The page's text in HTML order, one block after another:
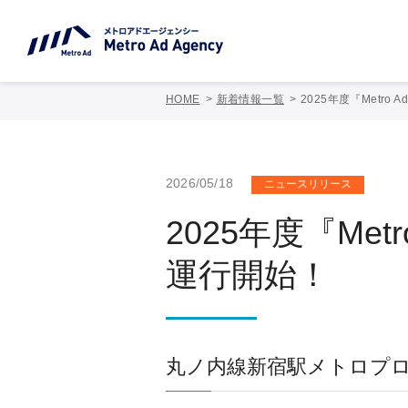
HOME 新着情報一覧 2025年度『Metro
2026/05/18 ニュースリリース
2025年度『
運行開始！
丸ノ内線新宿駅メトロプ